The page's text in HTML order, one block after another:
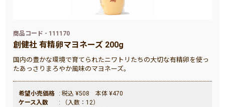
商品コード - 111170
創健社 有精卵マヨネーズ 200g
国内の豊かな環境で育てられたニワトリたちの大切な有精卵を使っ
たあっさりまろやか風味のマヨネーズ。
希望小売価格
: 税込 ¥508 本体 ¥470
ケース入数
: （入数：12）